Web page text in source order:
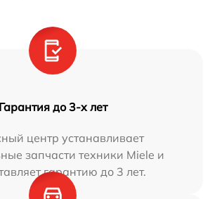
Гарантия до 3-х лет
центр устанавливает
запчасти техники Miele и
гарантию до 3 лет.